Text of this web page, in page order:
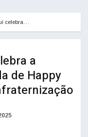
celebra…
a
de Happy